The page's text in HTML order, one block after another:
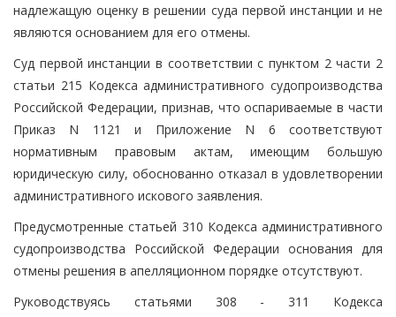
надлежащую оценку в решении суда первой инстанции и не
являются основанием для его отмены.
Суд первой инстанции в соответствии с пунктом 2 части 2
статьи 215 Кодекса административного судопроизводства
Российской Федерации, признав, что оспариваемые в части
Приказ N 1121 и Приложение N 6 соответствуют
нормативным правовым актам, имеющим большую
юридическую силу, обоснованно отказал в удовлетворении
административного искового заявления.
Предусмотренные статьей 310 Кодекса административного
судопроизводства Российской Федерации основания для
отмены решения в апелляционном порядке отсутствуют.
Руководствуясь статьями 308 - 311 Кодекса